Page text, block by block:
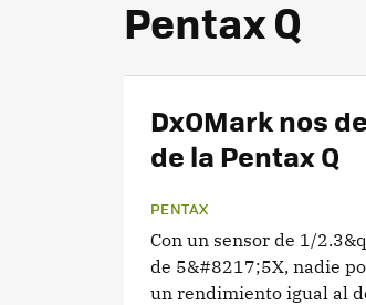
Pentax Q
DxOMark nos
de la Pentax Q
PENTAX
Con un sensor de 1/
de 5&#8217;5X, nadie
un rendimiento igual al